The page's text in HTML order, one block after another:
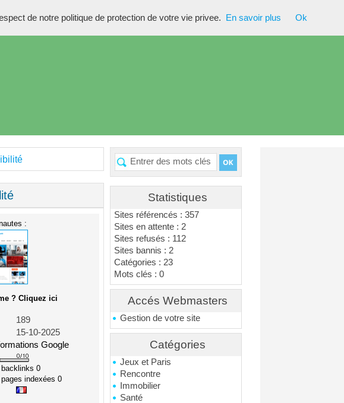
Statistiques
Sites référencés : 357
Sites en attente : 2
Sites refusés : 112
Sites bannis : 2
Catégories : 23
Mots clés : 0
Accés Webmasters
Gestion de votre site
Catégories
Jeux et Paris
Rencontre
Immobilier
Santé
:
? Cliquez ici
189
15-10-2025
Google
backlinks0
pages indexées0
de notre politique de protection de votre vie privee. En savoir plus Ok